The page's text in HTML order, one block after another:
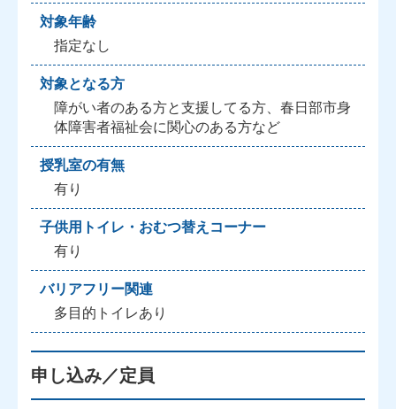
対象年齢
指定なし
対象となる方
障がい者のある方と支援してる方、春日部市身
体障害者福祉会に関心のある方など
授乳室の有無
有り
子供用トイレ・おむつ替えコーナー
有り
バリアフリー関連
多目的トイレあり
申し込み／定員